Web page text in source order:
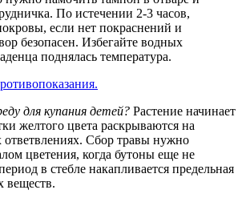
По истечении 2-3 часов,
если нет покраснений и
безопасен. Избегайте водных
поднялась температура.
для купания детей? Растение начинает
желтого цвета раскрываются на
Сбор травы нужно
цветения, когда бутоны еще не
в стебле накапливается предельная
веществ.